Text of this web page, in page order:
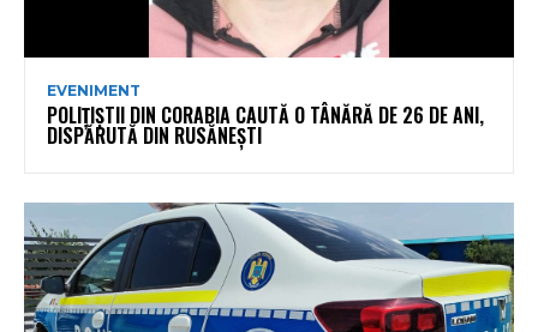
EVENIMENT
POLIȚIȘTII DIN CORABIA CAUTĂ O TÂNĂRĂ DE 26 DE ANI,
DISPĂRUTĂ DIN RUSĂNEȘTI